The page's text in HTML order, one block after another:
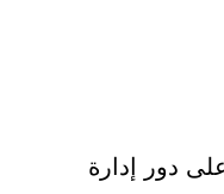
دور إدارة